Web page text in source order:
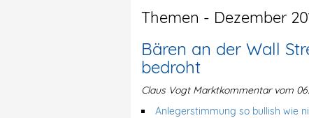
Themen - Dezember
Bären an der Wall
bedroht
Claus Vogt Marktkommentar vom
Anlegerstimmung so bullish wie